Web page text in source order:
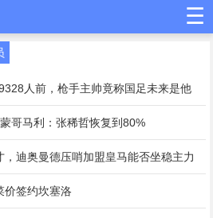
☰
人前，枪手主帅竟称国足未来是他
哥马利：张稀哲恢复到80%
迪奥曼德压哨加盟皇马能否坐稳主力
价签约坎塞洛